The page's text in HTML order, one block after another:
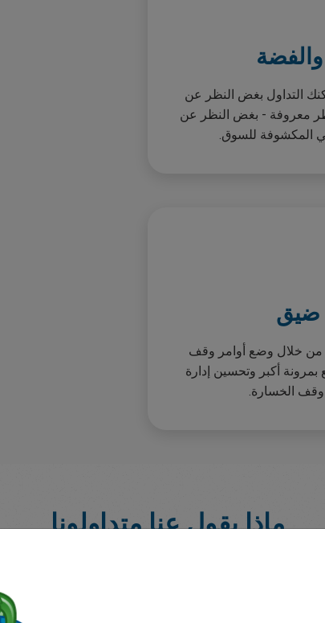
التداول بغض النظر عن
معروفة - بغض النظر عن
المكشوفة للسوق.
ضيق
من خلال وضع أوامر وقف
أكبر وتحسين إدارة
الخسارة.
ماذا يقول عنا متداولونا